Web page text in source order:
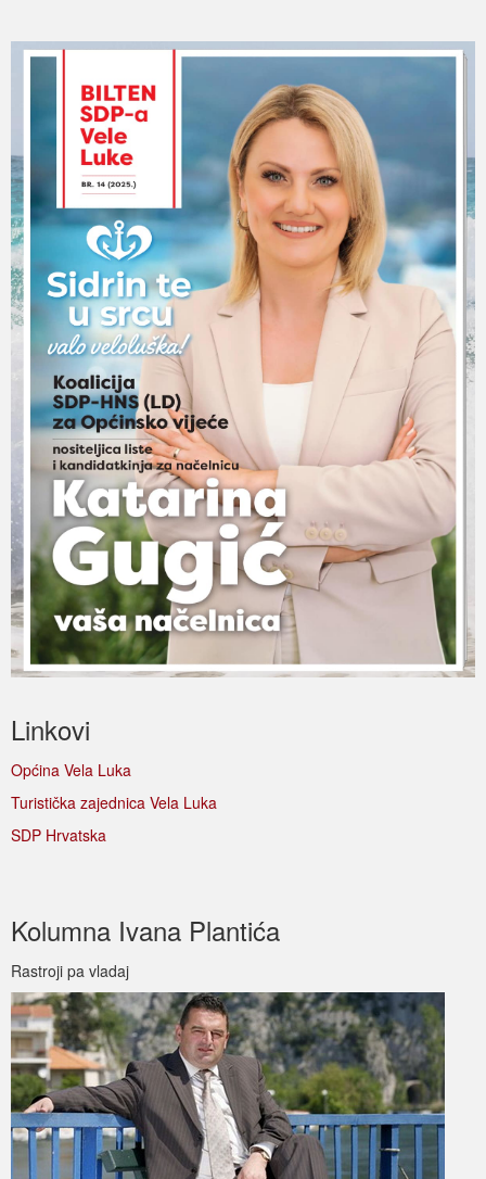
Linkovi
Općina Vela Luka
Turistička zajednica Vela Luka
SDP Hrvatska
Kolumna Ivana Plantića
Rastroji pa vladaj